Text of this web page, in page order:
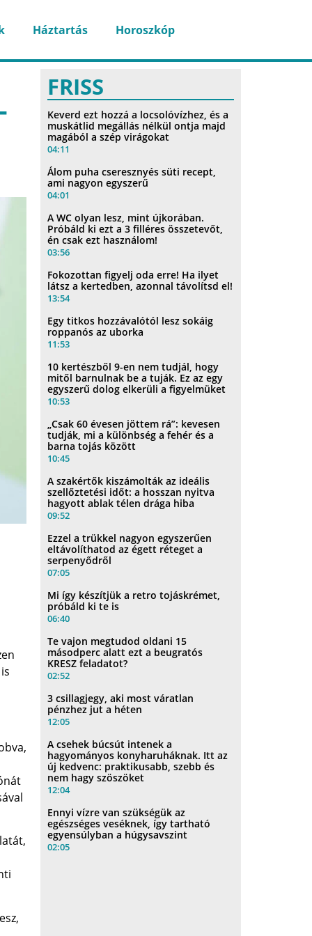
Háztartás Horoszkóp
FRISS
Keverd ezt hozzá a locsolóvízhez, és a
muskátlid megállás nélkül ontja majd
magából a szép virágokat
04:11
Álom puha cseresznyés süti recept,
ami nagyon egyszerű
04:01
A WC olyan lesz, mint újkorában.
Próbáld ki ezt a 3 filléres összetevőt,
én csak ezt használom!
03:56
Fokozottan figyelj oda erre! Ha ilyet
látsz a kertedben, azonnal távolítsd el!
13:54
Egy titkos hozzávalótól lesz sokáig
roppanós az uborka
11:53
10 kertészből 9-en nem tudjál, hogy
mitől barnulnak be a tuják. Ez az egy
egyszerű dolog elkerüli a figyelmüket
10:53
„Csak 60 évesen jöttem rá”: kevesen
tudják, mi a különbség a fehér és a
barna tojás között
10:45
A szakértők kiszámolták az ideális
szellőztetési időt: a hosszan nyitva
hagyott ablak télen drága hiba
09:52
Ezzel a trükkel nagyon egyszerűen
eltávolíthatod az égett réteget a
serpenyődről
07:05
Mi így készítjük a retro tojáskrémet,
próbáld ki te is
06:40
Te vajon megtudod oldani 15
másodperc alatt ezt a beugratós
KRESZ feladatot?
02:52
3 csillagjegy, aki most váratlan
pénzhez jut a héten
12:05
A csehek búcsút intenek a
hagyományos konyharuháknak. Itt az
új kedvenc: praktikusabb, szebb és
nem hagy szöszöket
12:04
Ennyi vízre van szükségük az
egészséges veséknek, így tartható
egyensúlyban a húgysavszint
02:05